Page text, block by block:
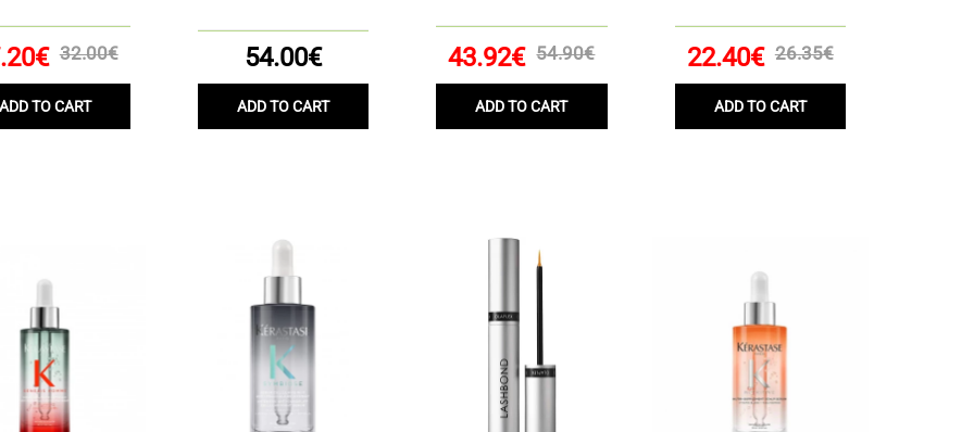
32.00€
TO CART
54.00€
ADD TO CART
43.92€ 54.90€
ADD TO CART
22.40€ 26.35€
ADD TO CART